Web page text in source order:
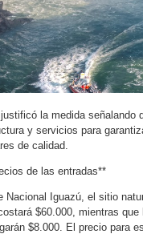
la medida
y servicios para
de calidad.
de las entradas**
Nacional Iguazú, el sitio
$60.000, mientras
$8.000. El precio para